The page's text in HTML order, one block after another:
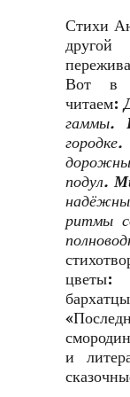
Стихи
Вот в
читаем:
гаммы.
подул.
ритмы
цветы:
и